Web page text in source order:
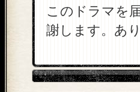
このドラマを
謝します。あ